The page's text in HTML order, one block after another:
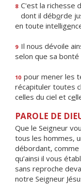
8 C'est la richesse
dont il déborde
en toute intellige
9 Il nous dévoile
selon que sa
10 pour mener les
récapituler toutes
celles du ciel et ce
PAROLE DE
Que le Seigneur
tous les hommes,
débordant, comme
qu’ainsi il vous
sans reproche
notre Seigneur